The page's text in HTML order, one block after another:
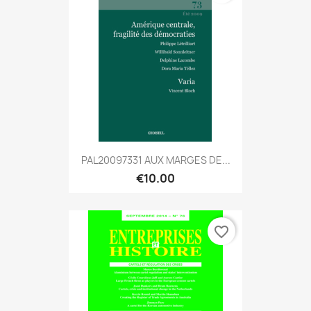
PAL20097331 AUX MARGES DE...
€10.00
favorite_border